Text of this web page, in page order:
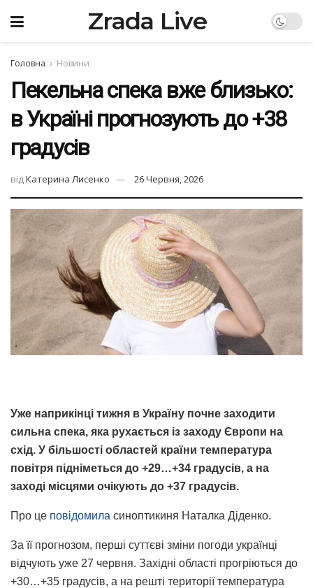
Zrada Live
Головна Новини
Пекельна спека вже близько:
в Україні прогнозують до +38
градусів
відКатерина Лисенко 26 Червня, 2026
Уже наприкінці тижня в Україну почне заходити
сильна спека, яка рухається із заходу Європи на
схід. У більшості областей країни температура
повітря підніметься до +29…+34 градусів, а на
заході місцями очікують до +37 градусів.
Про це повідомила синоптикиня Наталка Діденко.
За її прогнозом, перші суттєві зміни погоди українці
відчують уже 27 червня. Західні області прогріються до
+30…+35 градусів, а на решті території температура